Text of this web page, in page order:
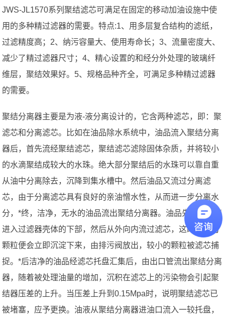
JWS-JL1570系列聚结滤芯可满足在固定的移动加油设施中使
用的多种精过滤器的需要。特点:1、用多层复合结构的滤纸，
过滤精度高；2、纳污容量大、使用寿命长；3、流量密度大、
减少了精过滤器尺寸；4、精心设置的和经分外处理的玻璃纤
维层，聚结效果好。5、规格品种齐全，可满足多种精过滤器
的需要。
聚结分离器主要是为液-液分离设计的，它含两种滤芯，即：聚
滤芯和分离滤芯。比如在油品除水系统中，油品流入聚结分离
器后，首先流经聚结滤芯，聚结滤芯滤除固体杂质，并将较小
的水滴聚结成较大的水珠。绝大部分聚结后的水珠可以靠自重
从油中分离除去，沉降到集水槽中。然后油品又流过分离滤
芯，由于分离滤芯具有良好的亲油憎水性，从而进一步分离水
分，*终，洁净，无水的油品流出聚结分离器。油品先由原装管
进入过滤器壳体的下部，然后从外向内流过滤芯，这时较粗的
颗粒便会立即沉淀下来，由排污阀放出，较小的颗粒被滤芯捕
捉。*后洁净的油品经滤芯托盘汇集后，由出口管流出聚结分离
器，随着被处理油量的增加，沉积在滤芯上的污染物会引起聚
结器压差的上升。当压差上升到0.15Mpa时，说明聚结滤芯已
被堵塞，应予更换。油液从聚结分离器进油口流入一较托盘，